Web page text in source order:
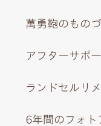
萬勇鞄のもの
アフターサポ
ランドセルリ
6年間のフォト